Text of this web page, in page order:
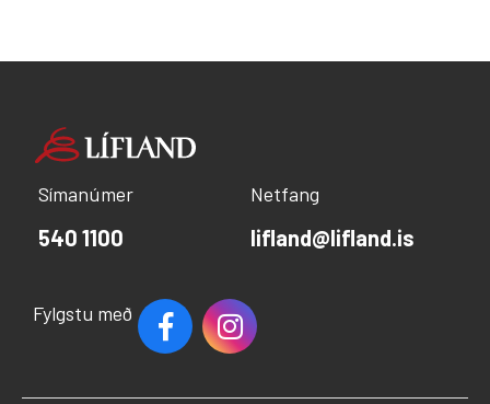
Símanúmer
540 1100
Netfang
lifland@lifland.is
Fylgstu með